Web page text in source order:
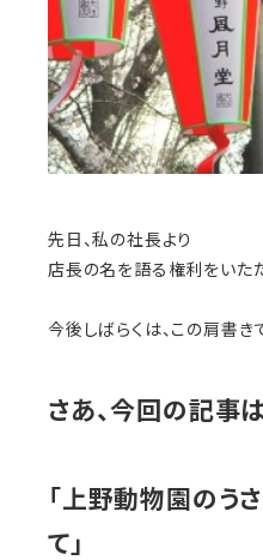
先日、私の社長より
店長の名を語る権利をいた
今後しばらくは、この肩書き
さあ、今回の記事は
「上野動物園のう
て」